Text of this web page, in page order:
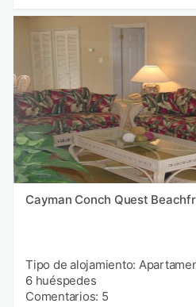
Cayman Conch Quest
Tipo de alojamiento:
6 huéspedes
Comentarios: 5